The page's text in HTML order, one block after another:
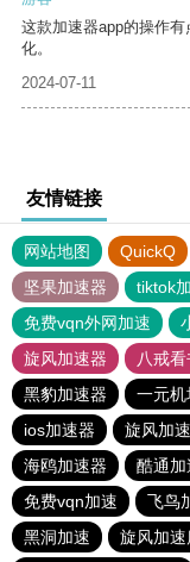
这款加速器app的操作
化。
2024-07-11
友情链接
网站地图 QuickQ
坚果加速器
tiktok
免费vqn外网加速
旋风加速器
八戒看
黑豹加速器
一元机
ios加速器
旋风加
海鸥加速器
酷通加
免费vqn加速
飞鸟
黑洞加速
旋风加速